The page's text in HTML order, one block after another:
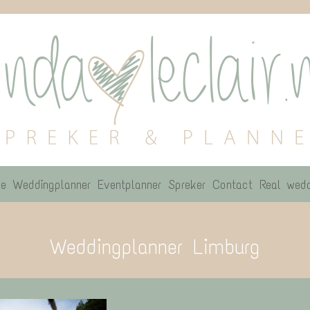
Weddingplanner Eventplanner Spreker Contact Real
Weddingplanner Limburg